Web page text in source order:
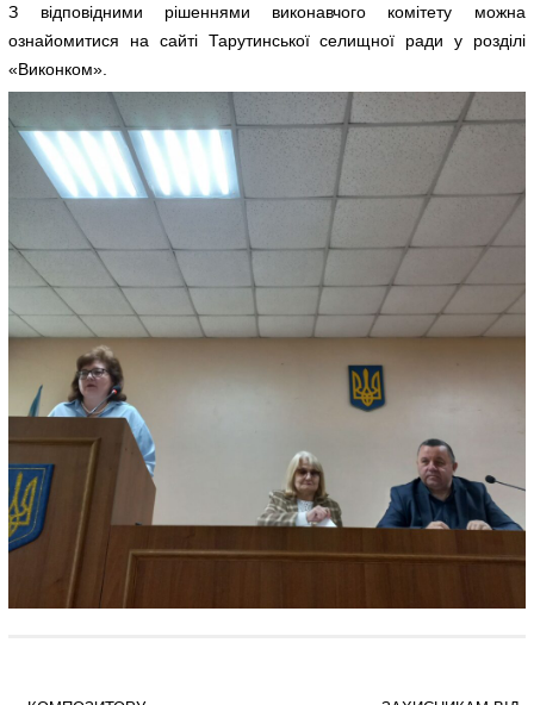
З відповідними рішеннями виконавчого комітету можна
ознайомитися на сайті Тарутинської селищної ради у розділі
«Виконком».